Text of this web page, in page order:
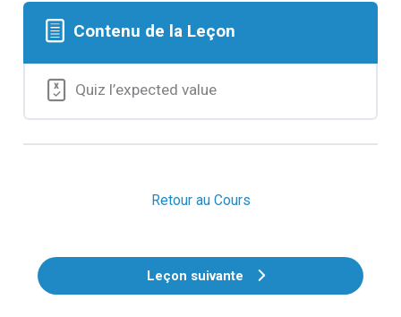
Contenu de la Leçon
Quiz l’expected value
Retour au Cours
Leçon suivante